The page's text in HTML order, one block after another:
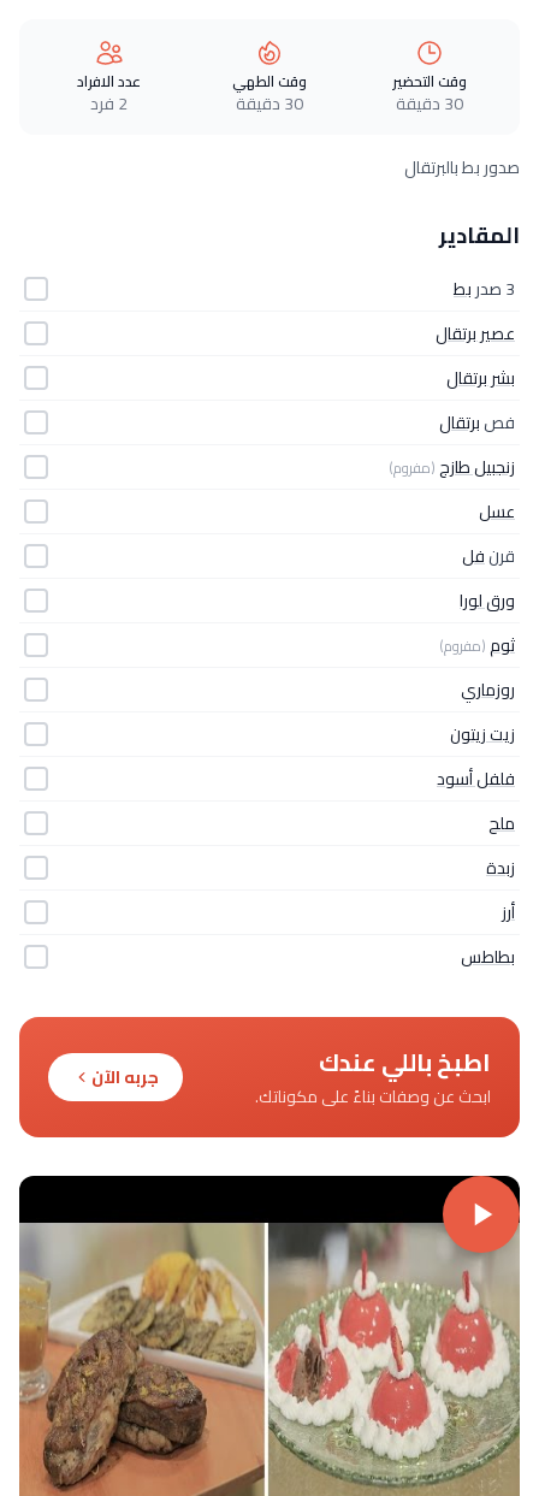
وقت التحضير
30 دقيقة
وقت الطهي
30 دقيقة
عدد الافراد
2 فرد
صدور بط بالبرتقال
المقادير
3 صدر
بط
عصير برتقال
بشر برتقال
فصبرتقال
زنجبيل طازج(مفروم)
عسل
قرنفل
ورق لورا
ثوم(مفروم)
روزماري
زيت زيتون
فلفل أسود
ملح
زبدة
أرز
بطاطس
اطبخ باللي عندك
ابحث عن وصفات بناءً على مكوناتك.
جربه الآن